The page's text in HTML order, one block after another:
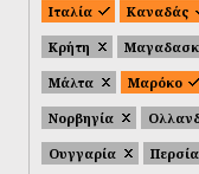
Ιταλία
Καναδάς
Κρήτη
Μάλτα
Μαρόκο
Νορβηγία
Ουγγαρία
Περσία